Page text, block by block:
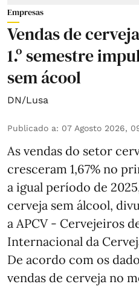
Empresas
Vendas de
1.º semestre
sem ácool
DN/Lusa
Publicado a: 07 Agosto 2026,
As vendas do setor
cresceram 1,67% no
a igual período de
cerveja sem álcool,
a APCV - Cervejeiros
Internacional da
De acordo com os
vendas de cerveja no